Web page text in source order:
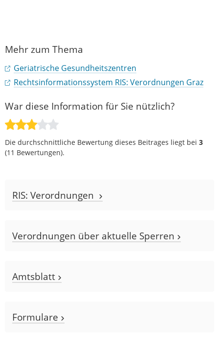
Mehr zum Thema
Geriatrische Gesundheitszentren
Rechtsinformationssystem RIS: Verordnungen Graz
War diese Information für Sie nützlich?
Die durchschnittliche Bewertung dieses Beitrages liegt bei 3
(11 Bewertungen).
RIS: Verordnungen
Verordnungen über aktuelle Sperren
Amtsblatt
Formulare